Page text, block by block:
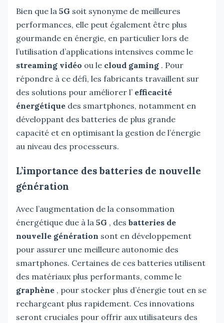
Bien que la 5G soit synonyme de meilleures
performances, elle peut également être plus
gourmande en énergie, en particulier lors de
l’utilisation d’applications intensives comme le
streaming vidéo ou le cloud gaming . Pour
répondre à ce défi, les fabricants travaillent sur
des solutions pour améliorer l’ efficacité
énergétique des smartphones, notamment en
développant des batteries de plus grande
capacité et en optimisant la gestion de l’énergie
au niveau des processeurs.
L’importance des batteries de nouvelle
génération
Avec l’augmentation de la consommation
énergétique due à la 5G , des batteries de
nouvelle génération sont en développement
pour assurer une meilleure autonomie des
smartphones. Certaines de ces batteries utilisent
des matériaux plus performants, comme le
graphène , pour stocker plus d’énergie tout en se
rechargeant plus rapidement. Ces innovations
seront cruciales pour offrir aux utilisateurs des